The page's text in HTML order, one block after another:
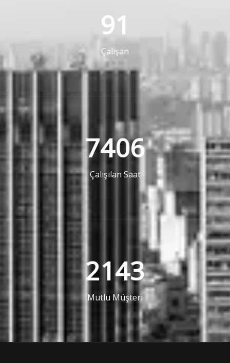
91
Çalışan
7406
Çalışılan Saat
2143
Mutlu Müşteri